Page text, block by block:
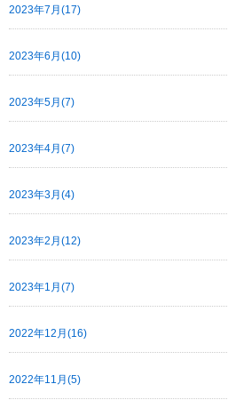
2023年7月(17)
2023年6月(10)
2023年5月(7)
2023年4月(7)
2023年3月(4)
2023年2月(12)
2023年1月(7)
2022年12月(16)
2022年11月(5)